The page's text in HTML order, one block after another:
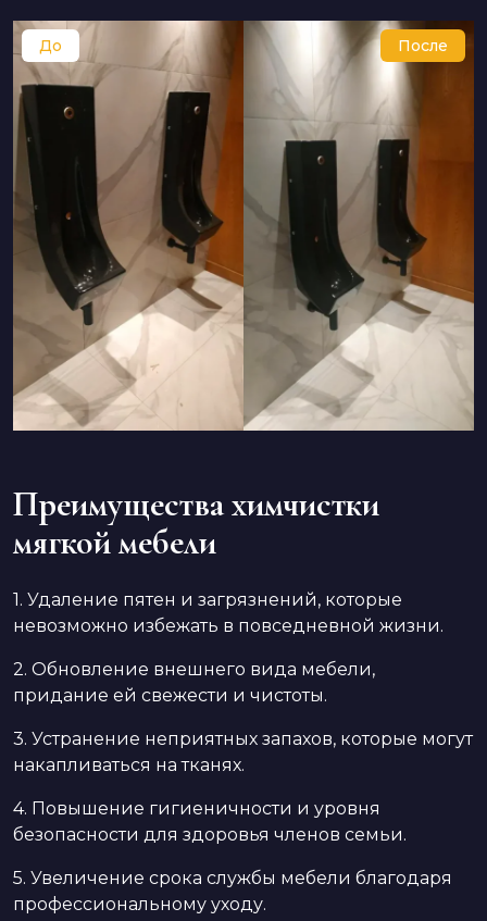
Преимущества химчистки
мягкой мебели
1. Удаление пятен и загрязнений, которые
невозможно избежать в повседневной жизни.
2. Обновление внешнего вида мебели,
придание ей свежести и чистоты.
3. Устранение неприятных запахов, которые могут
накапливаться на тканях.
4. Повышение гигиеничности и уровня
безопасности для здоровья членов семьи.
5. Увеличение срока службы мебели благодаря
профессиональному уходу.